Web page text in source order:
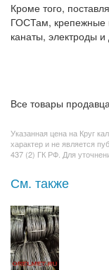
Кроме того,
ГОСТам, крепежные
канаты, электроды
Все товары
Указанная цена на Круг
характер и не является
437 (2) ГК РФ. Для
См. также